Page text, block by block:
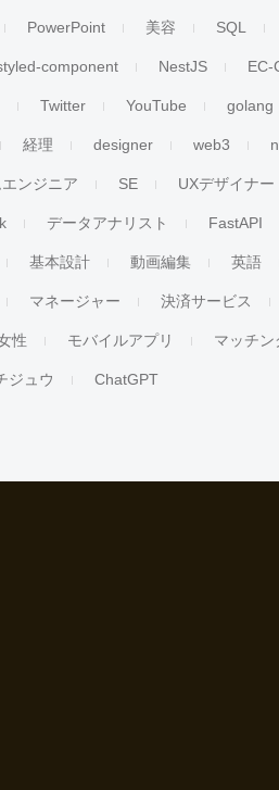
PowerPoint 美容 SQL
component NestJS EC-
Twitter YouTube golang
経理 designer web3
ンジニア SE UXデザイナー
データアナリスト FastAPI
基本設計 動画編集 英語
マネージャー 決済サービス
性 モバイルアプリ マッチン
ジュウ ChatGPT